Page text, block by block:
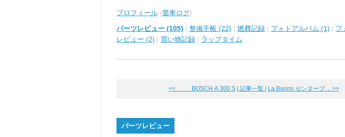
プロフィール (愛車ログ)
パーツレビュー (105) | 整備手帳 (22) | 燃費記録 | フォトアルバム (1) | フ
レビュー (2) | 買い物記録 | ラップタイム
<< BOSCH A 300 S | 記事一覧 | La Buono センターブ ... >>
パーツレビュー